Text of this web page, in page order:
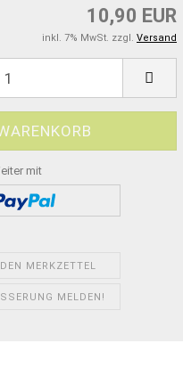
10,90 EUR
inkl. 7% MwSt. zzgl. Versand
mit
MERKZETTEL
MELDEN!